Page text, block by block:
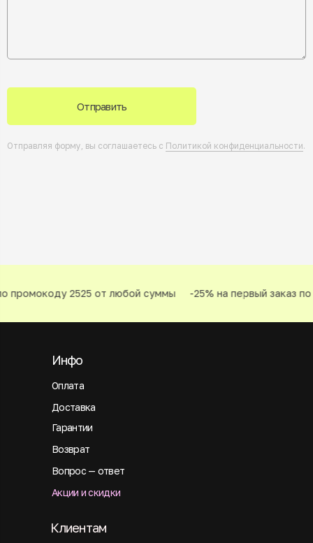
Отправить
Отправляя форму, вы соглашаетесь с Политикой конфиденциальности.
промокоду 2525 от любой суммы -25% на первый заказ
Оплата
Инфо
Доставка
Гарантии
Возврат
Вопрос — ответ
Акции и скидки
Клиентам